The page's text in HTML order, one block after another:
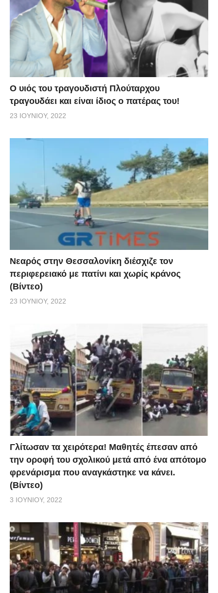
O υιός του τραγουδιστή Πλούταρχου
τραγουδάει και είναι ίδιος ο πατέρας του!
23 ΙΟΥΝΊΟΥ, 2022
Νεαρός στην Θεσσαλονίκη διέσχιζε τον
περιφερειακό με πατίνι και χωρίς κράνος
(Βίντεο)
23 ΙΟΥΝΊΟΥ, 2022
Γλίτωσαν τα χειρότερα! Μαθητές έπεσαν από
την οροφή του σχολικού μετά από ένα απότομο
φρενάρισμα που αναγκάστηκε να κάνει.
(Βίντεο)
3 ΙΟΥΝΊΟΥ, 2022